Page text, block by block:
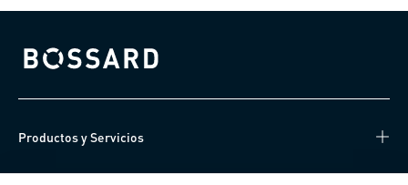
Bossard homepage
Productos y Servicios